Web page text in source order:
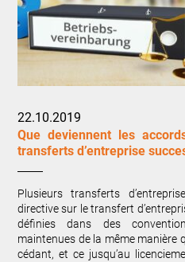
22.10.2019
Que deviennent les
transferts d’entreprise
Plusieurs transferts
directive sur le transfert
définies dans des
maintenues de la même manière
cédant, et ce jusqu’au